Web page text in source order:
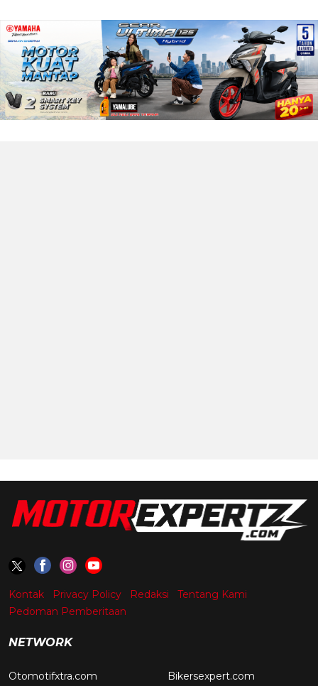
Kontak Privacy Policy Redaksi
Tentang Kami
Pedoman Pemberitaan
NETWORK
Otomotifxtra.com Bikersexpert.com